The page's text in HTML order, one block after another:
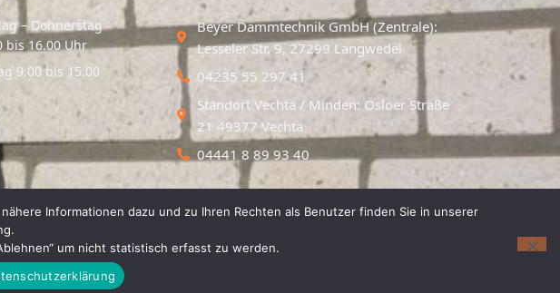
– Donnerstag
bis 16.00 Uhr
9.00 bis 15.00
Beyer Dämmtechnik GmbH (Zentrale):
Lesseler Str. 9, 27299 Langwedel
04235 55 297 41
Standort Vechta / Minden: Osloer Straße
21 49377 Vechta
04441 8 89 93 40
Informationen dazu und zu Ihren Rechten als Benutzer finden Sie in unserer
um nicht statistisch erfasst zu werden.